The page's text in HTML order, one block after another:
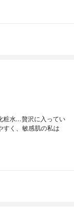
粧水...贅沢に入ってい
く、敏感肌の私は